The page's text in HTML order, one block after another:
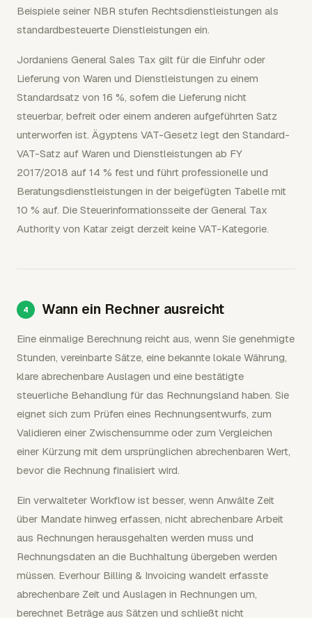
Beispiele seiner NBR stufen Rechtsdienstleistungen als
standardbesteuerte Dienstleistungen ein.
Jordaniens General Sales Tax gilt für die Einfuhr oder
Lieferung von Waren und Dienstleistungen zu einem
Standardsatz von 16 %, sofern die Lieferung nicht
steuerbar, befreit oder einem anderen aufgeführten Satz
unterworfen ist. Ägyptens VAT-Gesetz legt den Standard-
VAT-Satz auf Waren und Dienstleistungen ab FY
2017/2018 auf 14 % fest und führt professionelle und
Beratungsdienstleistungen in der beigefügten Tabelle mit
10 % auf. Die Steuerinformationsseite der General Tax
Authority von Katar zeigt derzeit keine VAT-Kategorie.
Wann ein Rechner ausreicht
Eine einmalige Berechnung reicht aus, wenn Sie genehmigte
Stunden, vereinbarte Sätze, eine bekannte lokale Währung,
klare abrechenbare Auslagen und eine bestätigte
steuerliche Behandlung für das Rechnungsland haben. Sie
eignet sich zum Prüfen eines Rechnungsentwurfs, zum
Validieren einer Zwischensumme oder zum Vergleichen
einer Kürzung mit dem ursprünglichen abrechenbaren Wert,
bevor die Rechnung finalisiert wird.
Ein verwalteter Workflow ist besser, wenn Anwälte Zeit
über Mandate hinweg erfassen, nicht abrechenbare Arbeit
aus Rechnungen herausgehalten werden muss und
Rechnungsdaten an die Buchhaltung übergeben werden
müssen. Everhour Billing & Invoicing wandelt erfasste
abrechenbare Zeit und Auslagen in Rechnungen um,
berechnet Beträge aus Sätzen und schließt nicht